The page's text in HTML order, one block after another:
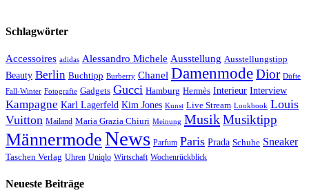
Schlagwörter
Accessoires adidas Alessandro Michele Ausstellung Ausstellungstipp
Beauty Berlin Buchtipp Burberry Chanel DamenmodeDior Düfte
Fall-Winter Fotografie Gadgets Gucci Hamburg Hermès Interieur Interview
Kampagne Karl Lagerfeld Kim Jones Kunst Live Stream Lookbook Louis
Vuitton Mailand Maria Grazia Chiuri Meinung MusikMusiktipp
MännermodeNews Parfum Paris Prada Schuhe Sneaker
Taschen Verlag Uhren Uniqlo Wirtschaft Wochenrückblick
Neueste Beiträge